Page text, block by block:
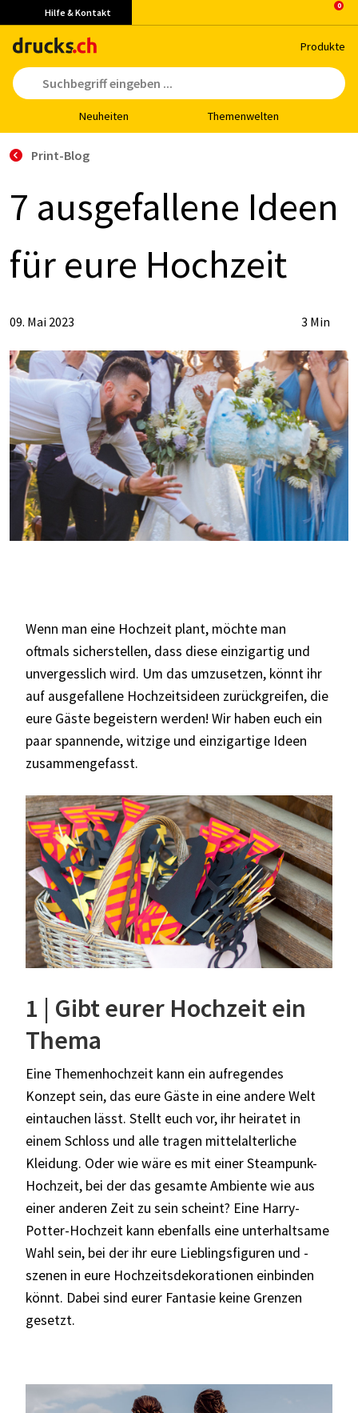
Hilfe & Kontakt
Pro­duk­te
Neu­hei­ten The­men­wel­ten
Print-Blog
7 aus­ge­fal­le­ne Ide­en
für eu­re Hoch­zeit
09. Mai 2023 3 Min
Wenn man eine Hochzeit plant, möchte man
oftmals sicherstellen, dass diese einzigartig und
unvergesslich wird. Um das umzusetzen, könnt ihr
auf ausgefallene Hochzeitsideen zurückgreifen, die
eure Gäste begeistern werden! Wir haben euch ein
paar spannende, witzige und einzigartige Ideen
zusammengefasst.
1 | Gibt eurer Hochzeit ein
Thema
Eine Themenhochzeit kann ein aufregendes
Konzept sein, das eure Gäste in eine andere Welt
eintauchen lässt. Stellt euch vor, ihr heiratet in
einem Schloss und alle tragen mittelalterliche
Kleidung. Oder wie wäre es mit einer Steampunk-
Hochzeit, bei der das gesamte Ambiente wie aus
einer anderen Zeit zu sein scheint? Eine Harry-
Potter-Hochzeit kann ebenfalls eine unterhaltsame
Wahl sein, bei der ihr eure Lieblingsfiguren und -
szenen in eure Hochzeitsdekorationen einbinden
könnt. Dabei sind eurer Fantasie keine Grenzen
gesetzt.